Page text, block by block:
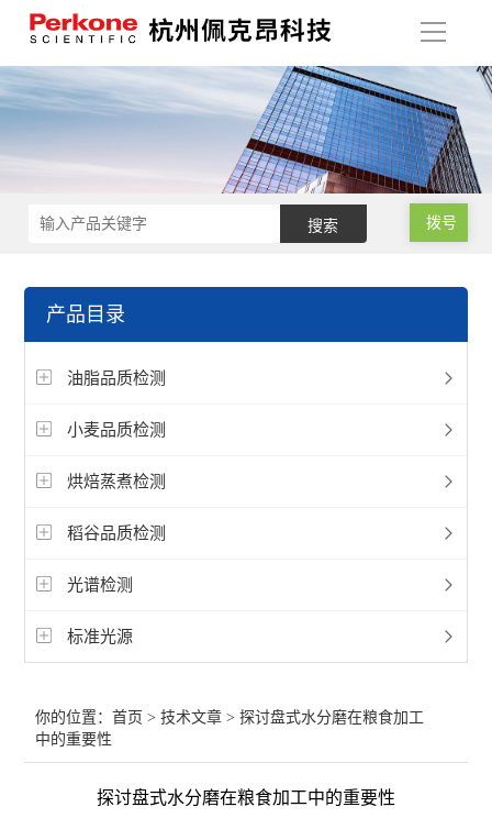
导
拨号
产品目录
油脂品质检测
小麦品质检测
烘焙蒸煮检测
稻谷品质检测
光谱检测
标准光源
你的位置：首页 >技术文章 > 探讨盘式水分磨在粮食加工
中的重要性
探讨盘式水分磨在粮食加工中的重要性